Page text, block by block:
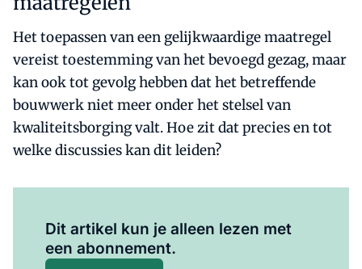
Het toepassen van een gelijkwaardige maatregel
vereist toestemming van het bevoegd gezag, maar
kan ook tot gevolg hebben dat het betreffende
bouwwerk niet meer onder het stelsel van
kwaliteitsborging valt. Hoe zit dat precies en tot
welke discussies kan dit leiden?
Dit artikel kun je alleen lezen met
een abonnement.